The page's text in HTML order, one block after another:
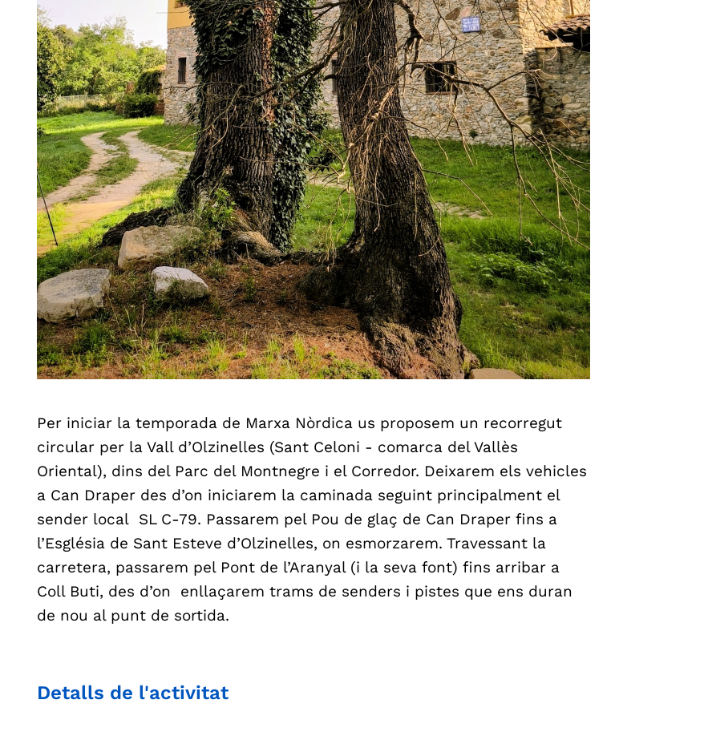
Per iniciar la temporada de Marxa Nòrdica us proposem un recorregut
circular per la Vall d’Olzinelles (Sant Celoni - comarca del Vallès
Oriental), dins del Parc del Montnegre i el Corredor. Deixarem els vehicles
a Can Draper des d’on iniciarem la caminada seguint principalment el
sender local SL C-79. Passarem pel Pou de glaç de Can Draper fins a
l’Església de Sant Esteve d’Olzinelles, on esmorzarem. Travessant la
carretera, passarem pel Pont de l’Aranyal (i la seva font) fins arribar a
Coll Buti, des d’on enllaçarem trams de senders i pistes que ens duran
de nou al punt de sortida.
Detalls de l'activitat